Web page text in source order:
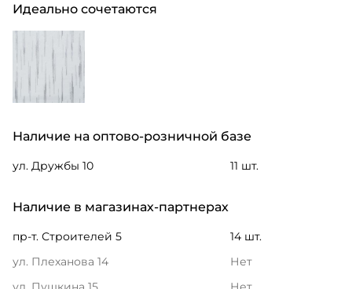
Идеально сочетаются
Наличие на оптово-розничной базе
ул. Дружбы 10 11 шт.
Наличие в магазинах-партнерах
пр-т. Строителей 5
14 шт.
ул. Плеханова 14
Нет